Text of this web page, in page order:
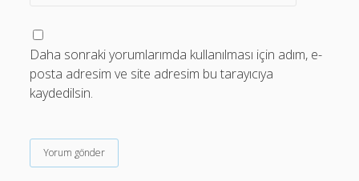
Daha sonraki yorumlarımda kullanılması için adım, e-
posta adresim ve site adresim bu tarayıcıya
kaydedilsin.